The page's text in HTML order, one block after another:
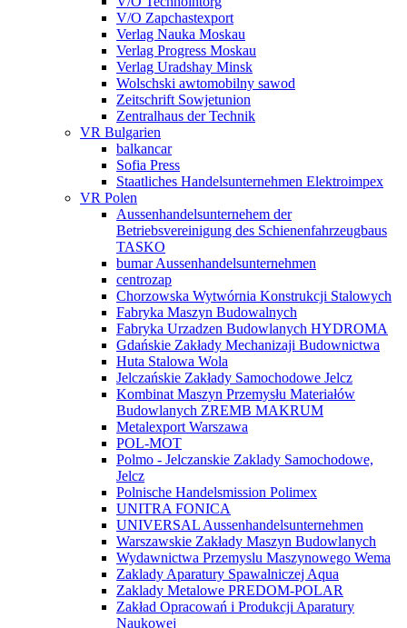
V/O Zapchastexport
Verlag Nauka Moskau
Verlag Progress Moskau
Verlag Uradshay Minsk
Wolschski awtomobilny sawod
Zeitschrift Sowjetunion
Zentralhaus der Technik
VR Bulgarien
balkancar
Sofia Press
Staatliches Handelsunternehmen Elektroimpex
VR Polen
Aussenhandelsunternehem der
Betriebsvereinigung des Schienenfahrzeugbaus
TASKO
bumar Aussenhandelsunternehmen
centrozap
Chorzowska Wytwórnia Konstrukcji Stalowych
Fabryka Maszyn Budowalnych
Fabryka Urzadzen Budowlanych HYDROMA
Gdańskie Zakłady Mechanizaji Budownictwa
Huta Stalowa Wola
Jelczańskie Zakłady Samochodowe Jelcz
Kombinat Maszyn Przemysłu Materiałów
Budowlanych ZREMB MAKRUM
Metalexport Warszawa
POL-MOT
Polmo - Jelczanskie Zaklady Samochodowe,
Jelcz
Polnische Handelsmission Polimex
UNITRA FONICA
UNIVERSAL Aussenhandelsunternehmen
Warszawskie Zakłady Maszyn Budowlanych
Wydawnictwa Przemyslu Maszynowego Wema
Zaklady Aparatury Spawalniczej Aqua
Zaklady Metalowe PREDOM-POLAR
Zakład Opracowań i Produkcji Aparatury
Naukowej